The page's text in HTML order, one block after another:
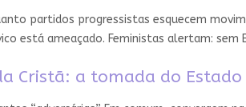
partidos progressistas esquecem
está ameaçado. Feministas alertam: sem
Cristã: a tomada do